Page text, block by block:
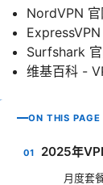
NordVPN
Surfshark
维基百科 -
ON THIS PAGE
2025年
月度套